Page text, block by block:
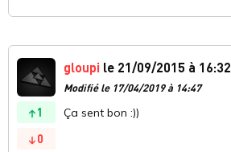
1
0
gloupi le 21/09/2015 à 16:32
Modifié le 17/04/2019 à 14:47
Ça sent bon :))